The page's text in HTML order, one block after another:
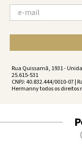
Rua Quissamã, 1931 -
25.615-531
CNPJ: 40.832.444/0010-07 |
Hermanny todos os direitos